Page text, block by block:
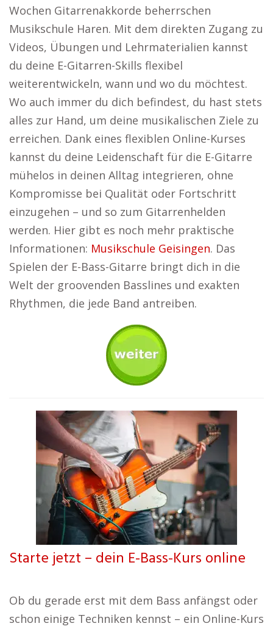
Wochen Gitarrenakkorde beherrschen
Musikschule Haren. Mit dem direkten Zugang zu
Videos, Übungen und Lehrmaterialien kannst
du deine E-Gitarren-Skills flexibel
weiterentwickeln, wann und wo du möchtest.
Wo auch immer du dich befindest, du hast stets
alles zur Hand, um deine musikalischen Ziele zu
erreichen. Dank eines flexiblen Online-Kurses
kannst du deine Leidenschaft für die E-Gitarre
mühelos in deinen Alltag integrieren, ohne
Kompromisse bei Qualität oder Fortschritt
einzugehen – und so zum Gitarrenhelden
werden. Hier gibt es noch mehr praktische
Informationen: Musikschule Geisingen. Das
Spielen der E-Bass-Gitarre bringt dich in die
Welt der groovenden Basslines und exakten
Rhythmen, die jede Band antreiben.
Starte jetzt – dein E-Bass-Kurs online
Ob du gerade erst mit dem Bass anfängst oder
schon einige Techniken kennst – ein Online-Kurs